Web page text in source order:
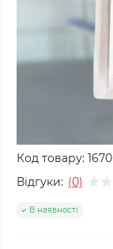
Код товару: 1670
Відгуки: (0)
В наявності